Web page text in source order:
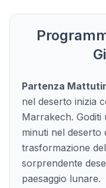
Partenza
nel deserto inizia
Marrakech. Goditi
minuti nel deserto
trasformazione
sorprendente
paesaggio lunare.